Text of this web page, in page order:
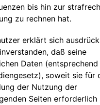
bis hin zur
zu rechnen hat.
erklärt sich
daß seine
Daten (entsprechend
soweit sie für
der Nutzung der
Seiten erforderlich